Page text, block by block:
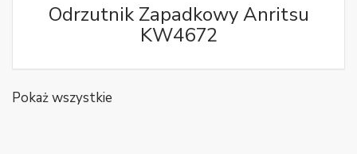
Odrzutnik Zapadkowy Anritsu
KW4672
Pokaż wszystkie